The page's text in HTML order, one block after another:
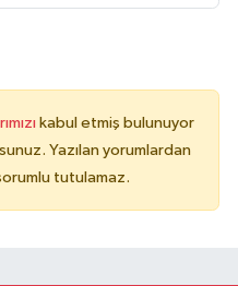
kabul etmiş bulunuyor
Yazılan yorumlardan
tutulamaz.